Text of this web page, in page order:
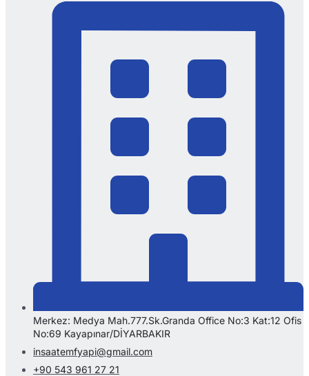
Merkez: Medya Mah.777.Sk.Granda Office No:3 Kat:12 Ofis
No:69 Kayapınar/DİYARBAKIR
insaatemfyapi@gmail.com
+90 543 961 27 21